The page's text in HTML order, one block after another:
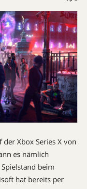
Xbox Series X von
es nämlich
beim
hat bereits per